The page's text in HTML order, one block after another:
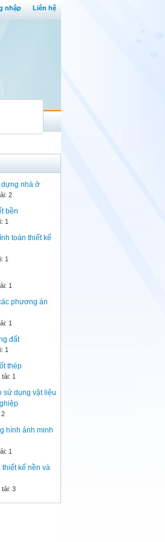
nhập Liên hệ
dựng nhà ở
2
bền
1
toán thiết kế
1
1
phương án
1
đất
1
thép
1
sử dụng vật liệu
2
hình ảnh minh
1
kế nền và
tải: 3